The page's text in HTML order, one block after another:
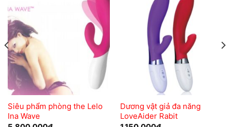
Add to
wishlist
Siêu phẩm phòng the Lelo
Ina Wave
Dương vật giả đa năng
LoveAider Rabit